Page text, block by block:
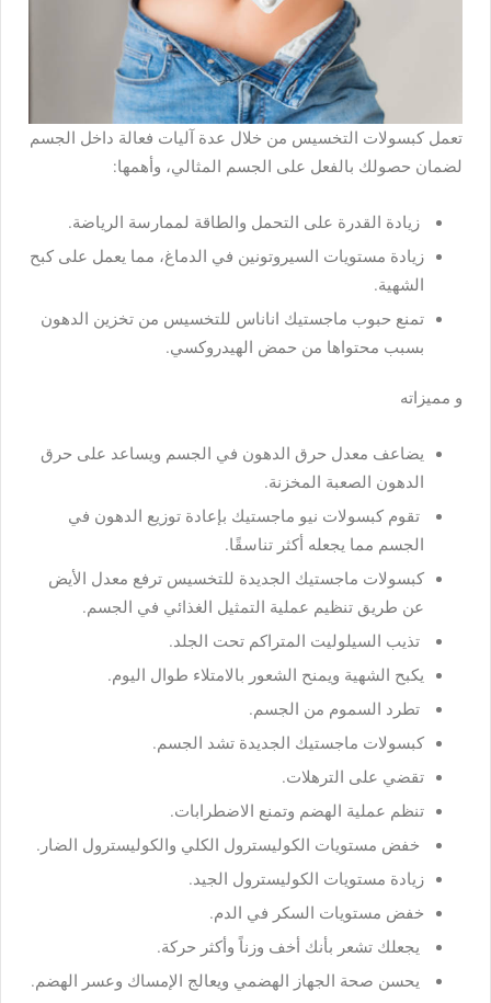
تعمل كبسولات التخسيس من خلال عدة آليات فعالة داخل الجسم
لضمان حصولك بالفعل على الجسم المثالي، وأهمها:
زيادة القدرة على التحمل والطاقة لممارسة الرياضة.
زيادة مستويات السيروتونين في الدماغ، مما يعمل على كبح
الشهية.
تمنع حبوب ماجستيك اناناس للتخسيس من تخزين الدهون
بسبب محتواها من حمض الهيدروكسي.
و مميزاته
يضاعف معدل حرق الدهون في الجسم ويساعد على حرق
الدهون الصعبة المخزنة.
تقوم كبسولات نيو ماجستيك بإعادة توزيع الدهون في
الجسم مما يجعله أكثر تناسقًا.
كبسولات ماجستيك الجديدة للتخسيس ترفع معدل الأيض
عن طريق تنظيم عملية التمثيل الغذائي في الجسم.
تذيب السيلوليت المتراكم تحت الجلد.
يكبح الشهية ويمنح الشعور بالامتلاء طوال اليوم.
تطرد السموم من الجسم.
كبسولات ماجستيك الجديدة تشد الجسم.
تقضي على الترهلات.
تنظم عملية الهضم وتمنع الاضطرابات.
خفض مستويات الكوليسترول الكلي والكوليسترول الضار.
زيادة مستويات الكوليسترول الجيد.
خفض مستويات السكر في الدم.
يجعلك تشعر بأنك أخف وزناً وأكثر حركة.
يحسن صحة الجهاز الهضمي ويعالج الإمساك وعسر الهضم.